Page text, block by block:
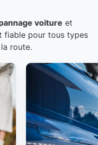
voiture et
fiable pour tous types
route.